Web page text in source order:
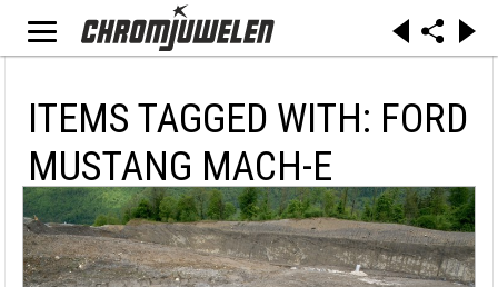
ITEMS TAGGED WITH: FORD
MUSTANG MACH-E